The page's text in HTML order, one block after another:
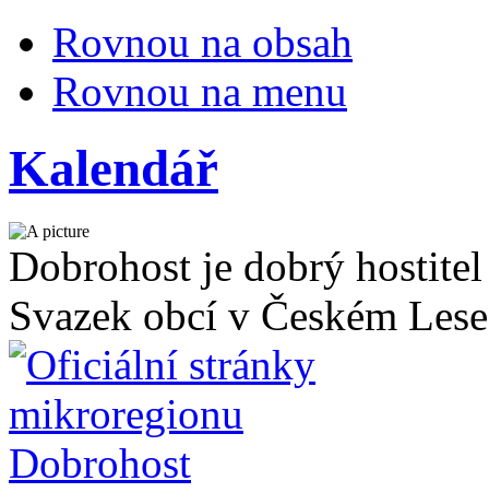
Rovnou na obsah
Rovnou na menu
Kalendář
Dobrohost je dobrý hostitel
Svazek obcí v Českém Lese